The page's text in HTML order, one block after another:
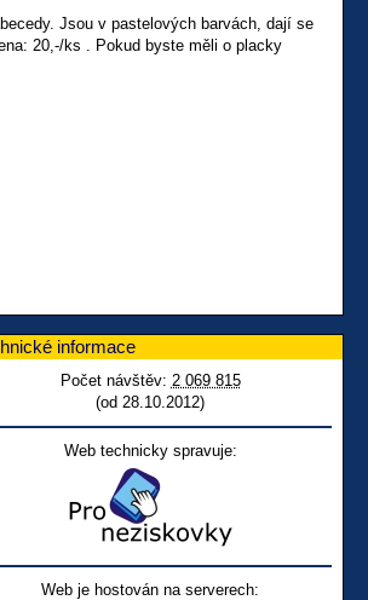
Jsou v pastelových barvách, dají se
20,-/ks . Pokud byste měli o placky
informace
Počet návštěv: 2 069 815
(od 28.10.2012)
Web technicky spravuje:
Web je hostován na serverech: